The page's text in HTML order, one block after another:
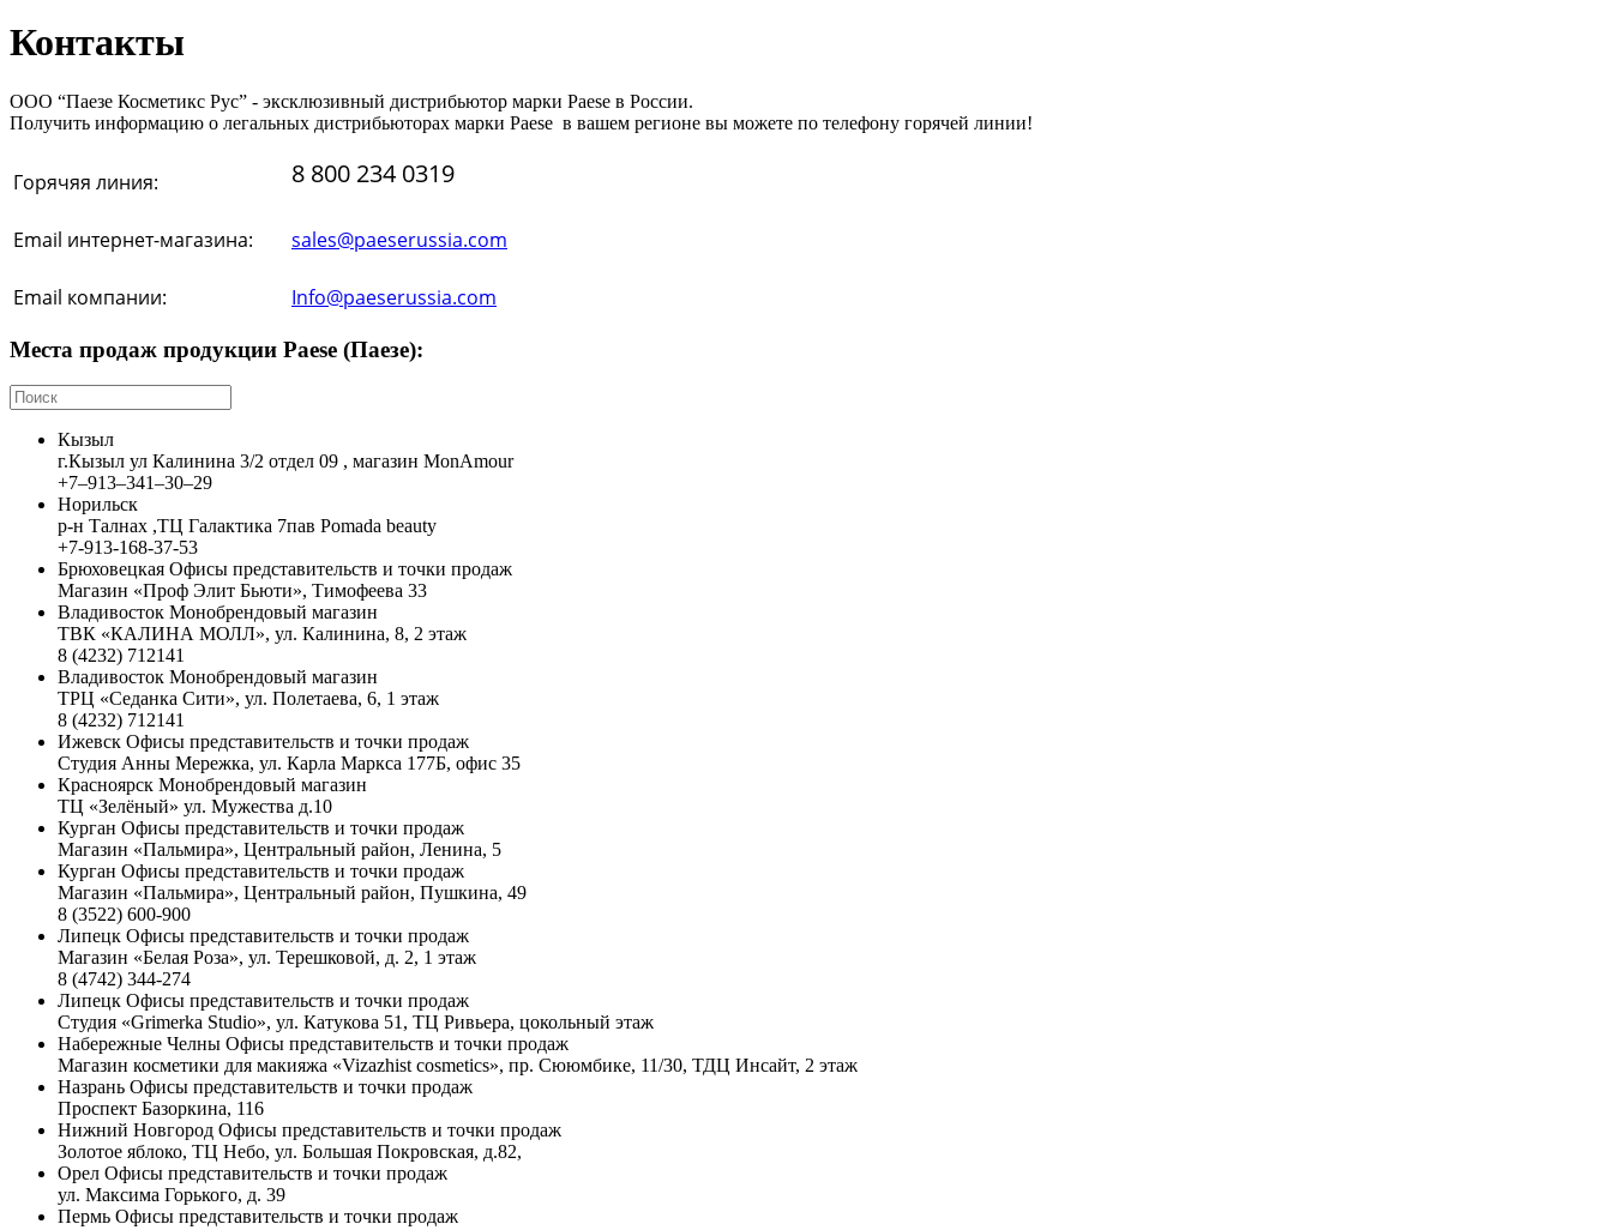
Контакты
ООО “Паезе Косметикс Рус” - эксклюзивный дистрибьютор марки Paese в России.
Получить информацию о легальных дистрибьюторах марки Paese в вашем регионе вы можете по телефону горячей линии!
Горячяя линия: 8 800 234 0319
Email интернет-магазина: sales@paeserussia.com
Email компании: Info@paeserussia.com
Места продаж продукции Paese (Паезе):
Кызыл
г.Кызыл ул Калинина 3/2 отдел 09 , магазин MonAmour
+7‒913‒341‒30‒29
Норильск
р-н Талнах ,ТЦ Галактика 7пав Pomada beauty
+7-913-168-37-53
Брюховецкая Офисы представительств и точки продаж
Магазин «Проф Элит Бьюти», Тимофеева 33
Владивосток Монобрендовый магазин
ТВК «КАЛИНА МОЛЛ», ул. Калинина, 8, 2 этаж
8 (4232) 712141
Владивосток Монобрендовый магазин
ТРЦ «Седанка Сити», ул. Полетаева, 6, 1 этаж
8 (4232) 712141
Ижевск Офисы представительств и точки продаж
Студия Анны Мережка, ул. Карла Маркса 177Б, офис 35
Красноярск Монобрендовый магазин
ТЦ «Зелёный» ул. Мужества д.10
Курган Офисы представительств и точки продаж
Магазин «Пальмира», Центральный район, Ленина, 5
Курган Офисы представительств и точки продаж
Магазин «Пальмира», Центральный район, Пушкина, 49
8 (3522) 600-900
Липецк Офисы представительств и точки продаж
Магазин «Белая Роза», ул. Терешковой, д. 2, 1 этаж
8 (4742) 344-274
Липецк Офисы представительств и точки продаж
Студия «Grimerka Studio», ул. Катукова 51, ТЦ Ривьера, цокольный этаж
Набережные Челны Офисы представительств и точки продаж
Магазин косметики для макияжа «Vizazhist cosmetics», пр. Сююмбике, 11/30, ТДЦ Инсайт, 2 этаж
Назрань Офисы представительств и точки продаж
Проспект Базоркина, 116
Нижний Новгород Офисы представительств и точки продаж
Золотое яблоко, ТЦ Небо, ул. Большая Покровская, д.82,
Орел Офисы представительств и точки продаж
ул. Максима Горького, д. 39
Пермь Офисы представительств и точки продаж